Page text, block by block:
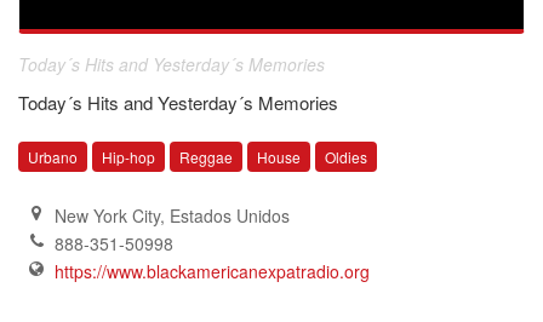
Today´s Hits and Yesterday´s Memories
Today´s Hits and Yesterday´s Memories
Urbano Hip-hop Reggae House Oldies
New York City, Estados Unidos
888-351-50998
https://www.blackamericanexpatradio.org